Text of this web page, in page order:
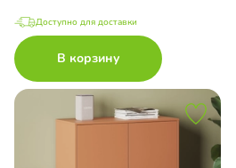
Доступно для доставки
В корзину